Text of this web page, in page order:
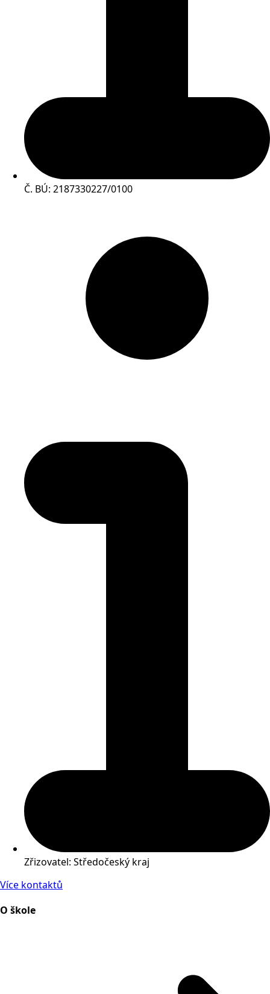
Č. BÚ: 2187330227/0100
Zřizovatel: Středočeský kraj
Více kontaktů
O škole